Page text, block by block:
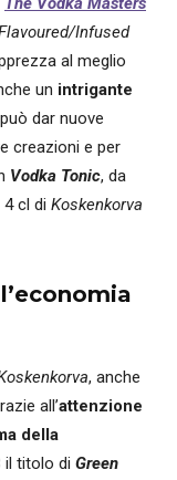
Infused
al meglio
un intrigante
dar nuove
creazioni e per
Vodka Tonic, da
cl di Koskenkorva
, anche
all’attenzione
della
il titolo di Green